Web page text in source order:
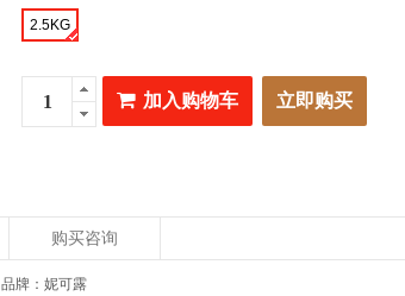
2.5KG
加入购物车 立即购买
购买咨询
品牌：妮可露